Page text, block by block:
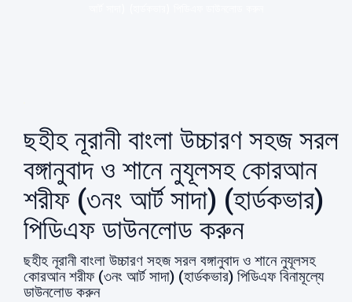
ছহীহ নূরানী বাংলা উচ্চারণ সহজ সরল
বঙ্গানুবাদ ও শানে নুযূলসহ কোরআন
শরীফ (৩নং আর্ট সাদা) (হার্ডকভার)
পিডিএফ ডাউনলোড করুন
ছহীহ নূরানী বাংলা উচ্চারণ সহজ সরল বঙ্গানুবাদ ও শানে নুযূলসহ
কোরআন শরীফ (৩নং আর্ট সাদা) (হার্ডকভার) পিডিএফ বিনামূল্যে
ডাউনলোড করুন